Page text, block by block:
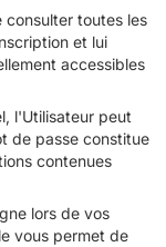
consulter toutes les
et lui
accessibles
l'Utilisateur peut
de passe constitue
contenues
lors de vos
vous permet de